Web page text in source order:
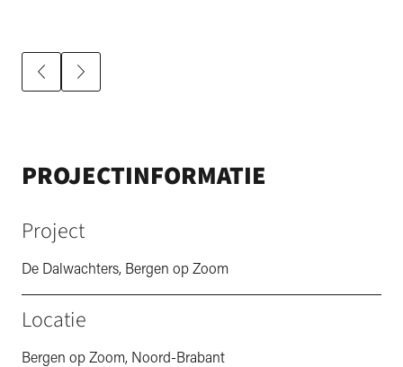
PROJECTINFORMATIE
Project
De Dalwachters, Bergen op Zoom
Locatie
Bergen op Zoom, Noord-Brabant